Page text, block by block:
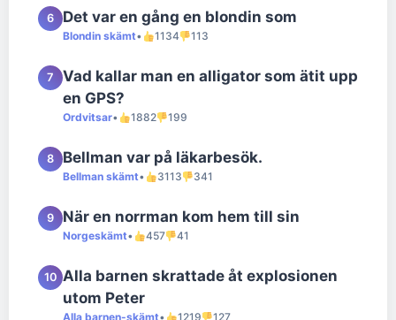
6 Det var en gång en blondin som
Blondin skämt• 1134 113
7
Vad kallar man en alligator som ätit upp
en GPS?
Ordvitsar• 1882 199
8 Bellman var på läkarbesök.
Bellman skämt• 3113 341
9 När en norrman kom hem till sin
Norgeskämt• 457 41
10 Alla barnen skrattade åt explosionen
utom Peter
Alla barnen-skämt• 1219 127